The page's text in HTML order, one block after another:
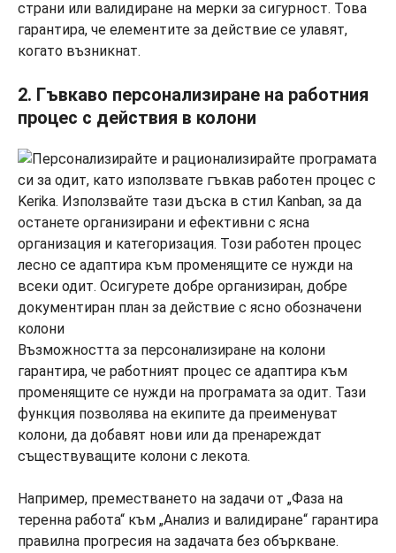
страни или валидиране на мерки за сигурност. Това
гарантира, че елементите за действие се улавят,
когато възникнат.
2. Гъвкаво персонализиране на работния
процес с действия в колони
Възможността за персонализиране на колони
гарантира, че работният процес се адаптира към
променящите се нужди на програмата за одит. Тази
функция позволява на екипите да преименуват
колони, да добавят нови или да пренареждат
съществуващите колони с лекота.
Например, преместването на задачи от „Фаза на
теренна работа“ към „Анализ и валидиране“ гарантира
правилна прогресия на задачата без объркване.